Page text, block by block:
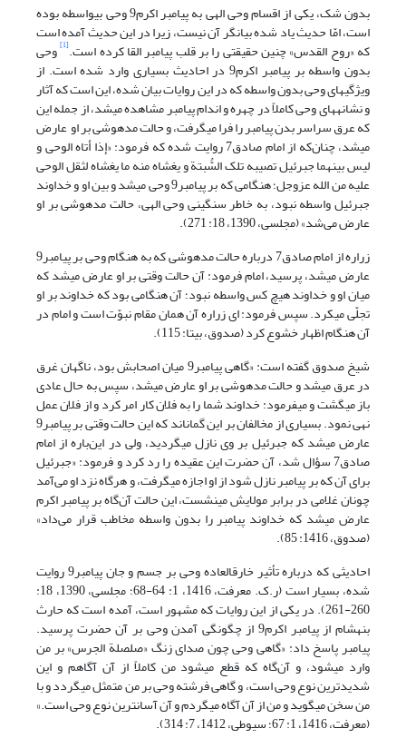
بدون شک، یکی از اقسام وحی الهی به پیامبر اکرم9 وحی بی­واسطه بوده
است، امّا حدیث یاد شده بیانگر آن نیست، زیرا در این حدیث آمده است
که «روح القدس» چنین حقیقتی را بر قلب پیامبر القا کرده است.[1] وحی
بدون واسطه بر پیامبر اکرم9 در احادیث بسیاری وارد شده است. از
ویژگی­های وحی بدون واسطه که در این روایات بیان شده، این است که آثار
و نشانه­های وحی کاملاً در چهره و اندام پیامبر مشاهده می­شد، از جمله این
که عرق سراسر بدن پیامبر را فرا می‏گرفت، و حالت مدهوشی بر او عارض
می­شد، چنان‌که از امام صادق7 روایت شده که فرمود: «إذا أتاه الوحی و
لیس بینهما جبرئیل تصیبه تلک السُّبتة و یغشاه منه ما یغشاه لثقل الوحی
علیه من الله عزوجل؛ هنگامی که بر پیامبر9 وحی می­شد و بین او و خداوند
جبرئیل واسطه نبود، به خاطر سنگینی وحی الهی، حالت مدهوشی بر او
عارض می‌شد» (مجلسی، 1390، 18: 271).
زراره از امام صادق7 درباره حالت مدهوشی که به هنگام وحی بر پیامبر9
عارض می‏شد، پرسید، امام فرمود: آن حالت وقتی بر او عارض می­شد که
میان او و خداوند هیچ کس واسطه نبود؛ آن هنگامی بود که خداوند بر او
تجلّی می‎کرد. سپس فرمود: ای زراره آن همان مقام نبوّت است و امام در
آن هنگام اظهار خشوع کرد (صدوق، بی‏تا: 115).
شیخ صدوق گفته است: «گاهی پیامبر9 میان اصحابش بود، ناگهان غرق
در عرق می‎شد و حالت مدهوشی بر او عارض می‎شد، سپس به حال عادی
باز می‎گشت و می‎فرمود: خداوند شما را به فلان کار امر کرد و از فلان عمل
نهی نمود. بسیاری از مخالفان بر این گمان‎اند که این حالت وقتی بر پیامبر9
عارض می‎شد که جبرئیل بر وی نازل می‎گردید، ولی در این‌باره از امام
صادق7 سؤال شد، آن حضرت این عقیده را رد کرد و فرمود: «جبرئیل
برای آن که بر پیامبر نازل شود از او اجازه می‎گرفت، و هر‎گاه نزد او می‌آمد
چونان غلامی در برابر مولایش می‎نشست، این حالت آن‌گاه بر پیامبر اکرم
عارض می‎شد که خداوند پیامبر را بدون واسطه مخاطب قرار می‌داد»
(صدوق، 1416: 85).
احادیثی که درباره تأثیر خارق‏العاده وحی بر جسم و جان پیامبر9 روایت
شده، بسیار است (ر.ک. معرفت، 1416، 1: 64-68؛ مجلسی، 1390، 18:
260-261). در یکی از این روایات که مشهور است، آمده است که حارث
بن‎هشام از پیامبر اکرم9 از چگونگی آمدن وحی بر آن حضرت پرسید.
پیامبر پاسخ داد: «گاهی وحی چون صدای زنگ «صلصلة الجرس» بر من
وارد می‏شود، و آن‌گاه که قطع میشود من کاملاً از آن آگاهم و این
شدیدترین نوع وحی است، و گاهی فرشته وحی بر من متمثل می­گردد و با
من سخن می­گوید و من از آن آگاه می­گردم و آن آسان­ترین نوع وحی است.»
(معرفت، 1416، 1: 67؛ سیوطی، 1412، 7: 314).